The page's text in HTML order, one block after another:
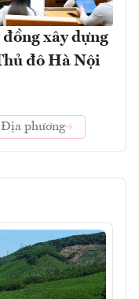
xây dựng
đô Hà Nội
Địa phương